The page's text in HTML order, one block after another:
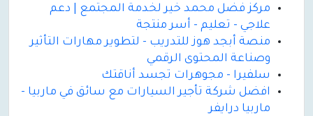
مركز فضل محمد خير لخدمة المجتمع | دعم
علاجي - تعليم - أسر منتجة
منصة أبجد هوز للتدريب - لتطوير مهارات التأثير
وصناعة المحتوى الرقمي
سلفيرا - مجوهرات تجسد أناقتك
افضل شركة تأجير السيارات مع سائق في ماربيا -
ماربيا درايفر